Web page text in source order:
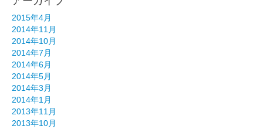
2015年4月
2014年11月
2014年10月
2014年7月
2014年6月
2014年5月
2014年3月
2014年1月
2013年11月
2013年10月